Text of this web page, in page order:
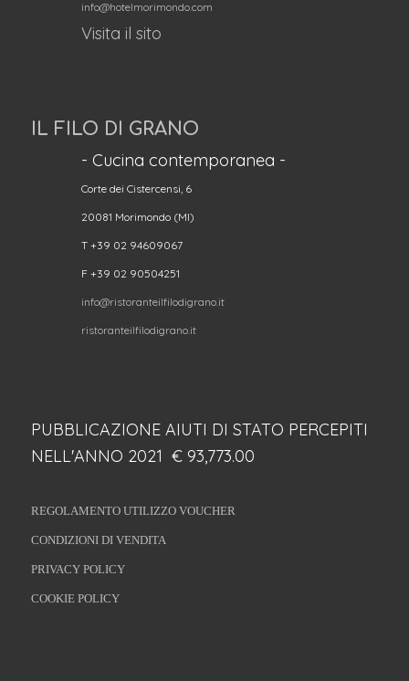
info@hotelmorimondo.com
Visita il sito
IL FILO DI GRANO
- Cucina contemporanea -
Corte dei Cistercensi, 6
20081 Morimondo (MI)
T +39 02 94609067
F +39 02 90504251
info@ristoranteilfilodigrano.it
ristoranteilfilodigrano.it
PUBBLICAZIONE AIUTI DI STATO PERCEPITI
NELL'ANNO 2021 € 93,773.00
REGOLAMENTO UTILIZZO VOUCHER
CONDIZIONI DI VENDITA
PRIVACY POLICY
COOKIE POLICY